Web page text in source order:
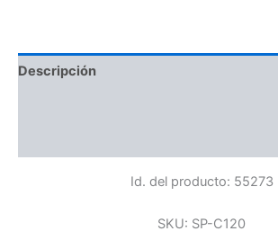
Descripción
Id. del producto: 55273
SKU: SP-C120